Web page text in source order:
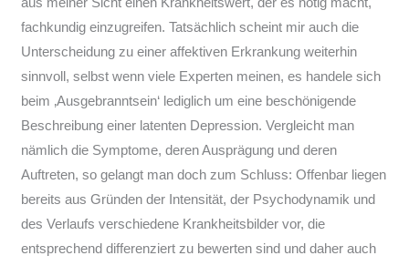
fachkundig einzugreifen. Tatsächlich scheint mir auch die
Unterscheidung zu einer affektiven Erkrankung weiterhin
sinnvoll, selbst wenn viele Experten meinen, es handele sich
beim ‚Ausgebranntsein‘ lediglich um eine beschönigende
Beschreibung einer latenten Depression. Vergleicht man
nämlich die Symptome, deren Ausprägung und deren
Auftreten, so gelangt man doch zum Schluss: Offenbar liegen
bereits aus Gründen der Intensität, der Psychodynamik und
des Verlaufs verschiedene Krankheitsbilder vor, die
entsprechend differenziert zu bewerten sind und daher auch